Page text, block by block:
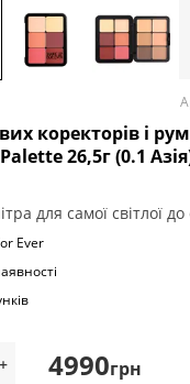
коректорів і
26,5г (0.1
для самої світлої до
Ever
+ 4990грн